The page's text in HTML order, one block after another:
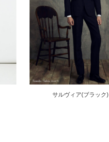
サルヴィア(ブラック)